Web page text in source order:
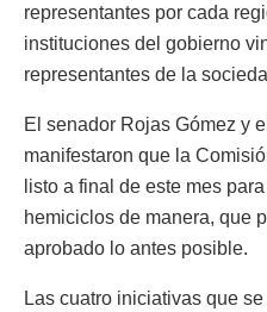
representantes por cada
instituciones del gobierno
representantes de la
El senador Rojas Gómez y
manifestaron que la
listo a final de este mes
hemiciclos de manera, que
aprobado lo antes posible.
Las cuatro iniciativas que